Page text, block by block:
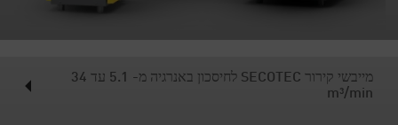
מייבשי קירור SECOTEC לחיסכון באנרגיה מ- 5.1 עד 34‎
m³/min